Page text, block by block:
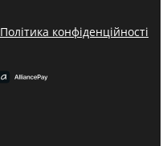
Політика конфіденційності